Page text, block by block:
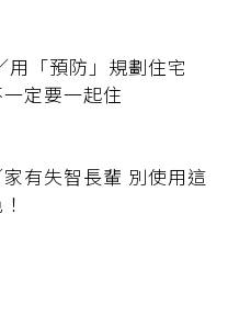
「預防」規劃住宅
定要一起住
有失智長輩 別使用這